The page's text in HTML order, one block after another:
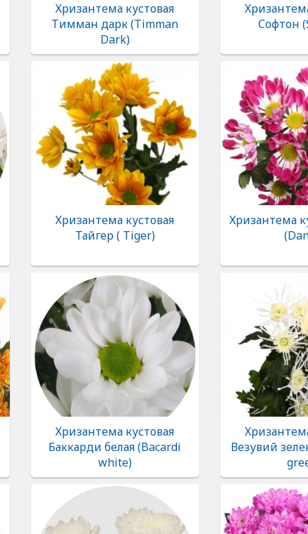
Хризантема кустовая
Тимман дарк (Timman
Dark)
Cофтон
Хризантема кустовая
Тайгер ( Tiger)
Хризантема
Хризантема кустовая
Баккарди белая (Bacardi
white)
Везувий